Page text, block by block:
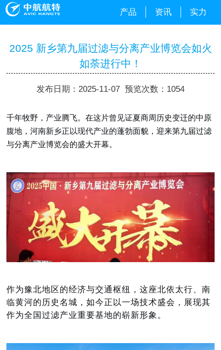
产品 资讯 实力
2025 新乡第九届过滤与分离产业博览会如火
如荼进行中！
发布日期：2025-11-07 预览次数：1054
千年牧野，产业腾飞。在这片曾见证夏商周历史变迁的中原
腹地，河南新乡正以现代产业的蓬勃面貌，迎来第九届过滤
与分离产业博览会的盛大开幕。
作为豫北地区的经济与交通枢纽，这座北依太行、南
临黄河的历史名城，如今正以一场技术盛会，展现其
作为全国过滤产业重要基地的崭新形象。